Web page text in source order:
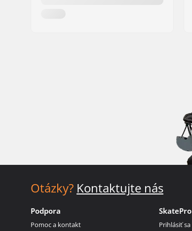
Otázky? Kontaktujte nás
Podpora
Pomoc a kontakt
SkatePro
Prihlásiť sa